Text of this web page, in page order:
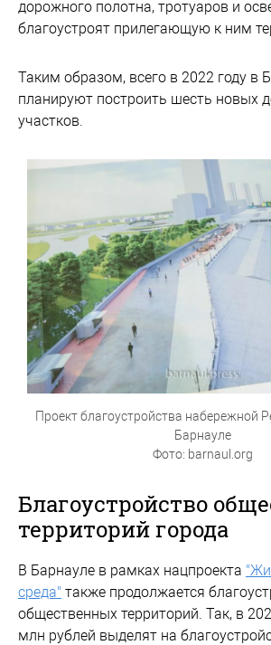
дорожного полотна, тротуаров и
благоустроят прилегающую к ним
Таким образом, всего в 2022 году в
планируют построить шесть новых
участков.
Проект благоустройства набережной
Барнауле
Фото: barnaul.org
Благоустройство
территорий города
В Барнауле в рамках нацпроекта
среда" также продолжается
общественных территорий. Так, в
млн рублей выделят на